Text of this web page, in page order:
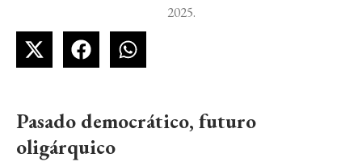
2025.
Pasado democrático, futuro
oligárquico